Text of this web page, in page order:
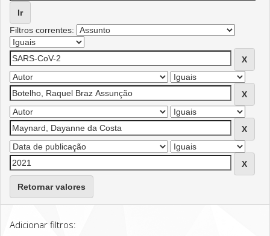
Filtros correntes:
Retornar valores
Adicionar filtros: